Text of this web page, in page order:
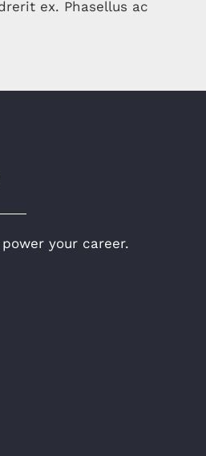
ex. Phasellus ac
your career.